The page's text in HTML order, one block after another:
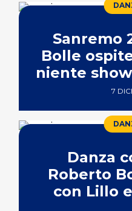
Sanremo
Bolle
niente
7
Danza
Roberto
con Lillo